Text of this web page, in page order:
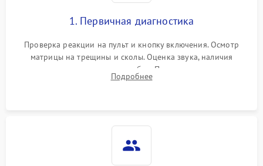
1. Первичная диагностика
Проверка реакции на пульт и кнопку включения. Осмотр
матрицы на трещины и сколы. Оценка звука, наличия
подсветки и индикаторов ошибок. Подключение тестовых
источников сигнала для выявления симптомов поломки.
Подробнее